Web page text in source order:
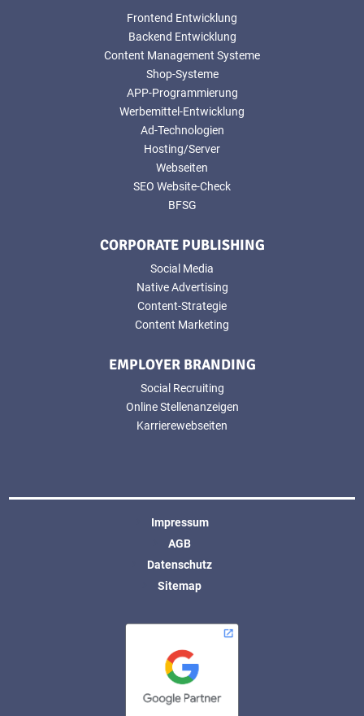
Frontend Entwicklung
Backend Entwicklung
Content Management Systeme
Shop-Systeme
APP-Programmierung
Werbemittel-Entwicklung
Ad-Technologien
Hosting/Server
Webseiten
SEO Website-Check
BFSG
CORPORATE PUBLISHING
Social Media
Native Advertising
Content-Strategie
Content Marketing
EMPLOYER BRANDING
Social Recruiting
Online Stellenanzeigen
Karrierewebseiten
Impressum
AGB
Datenschutz
Sitemap